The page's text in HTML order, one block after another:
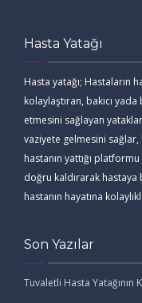
Hasta Yatağı
Hasta yatağı; Hastaların
kolaylaştıran, bakıcı
etmesini sağlayan
vaziyete gelmesini sağlar,
hastanın yattığı
doğru kaldırarak hastaya
hastanın hayatına
Son Yazılar
Tuvaletli Hasta Yatağının